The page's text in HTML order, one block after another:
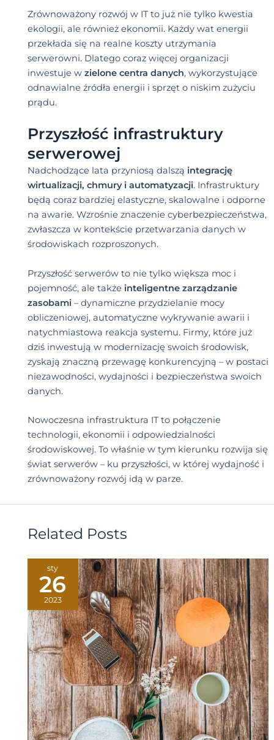
Zrównoważony rozwój w IT to już nie tylko kwestia
ekologii, ale również ekonomii. Każdy wat energii
przekłada się na realne koszty utrzymania
serwerowni. Dlatego coraz więcej organizacji
inwestuje w zielone centra danych, wykorzystujące
odnawialne źródła energii i sprzęt o niskim zużyciu
prądu.
Przyszłość infrastruktury
serwerowej
Nadchodzące lata przyniosą dalszą integrację
wirtualizacji, chmury i automatyzacji. Infrastruktury
będą coraz bardziej elastyczne, skalowalne i odporne
na awarie. Wzrośnie znaczenie cyberbezpieczeństwa,
zwłaszcza w kontekście przetwarzania danych w
środowiskach rozproszonych.
Przyszłość serwerów to nie tylko większa moc i
pojemność, ale także inteligentne zarządzanie
zasobami– dynamiczne przydzielanie mocy
obliczeniowej, automatyczne wykrywanie awarii i
natychmiastowa reakcja systemu. Firmy, które już
dziś inwestują w modernizację swoich środowisk,
zyskają znaczną przewagę konkurencyjną – w postaci
niezawodności, wydajności i bezpieczeństwa swoich
danych.
Nowoczesna infrastruktura IT to połączenie
technologii, ekonomii i odpowiedzialności
środowiskowej. To właśnie w tym kierunku rozwija się
świat serwerów – ku przyszłości, w której wydajność i
zrównoważony rozwój idą w parze.
Related Posts
sty
26
2023